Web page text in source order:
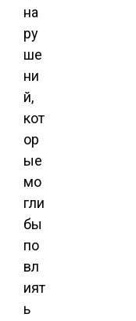
на
ру
ше
ни
й,
кот
ор
ые
мо
гли
бы
по
вл
ият
ь